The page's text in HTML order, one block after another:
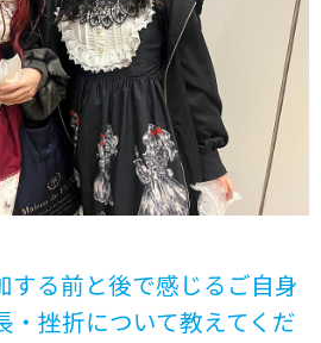
する前と後で感じるご自身
・挫折について教えてくだ